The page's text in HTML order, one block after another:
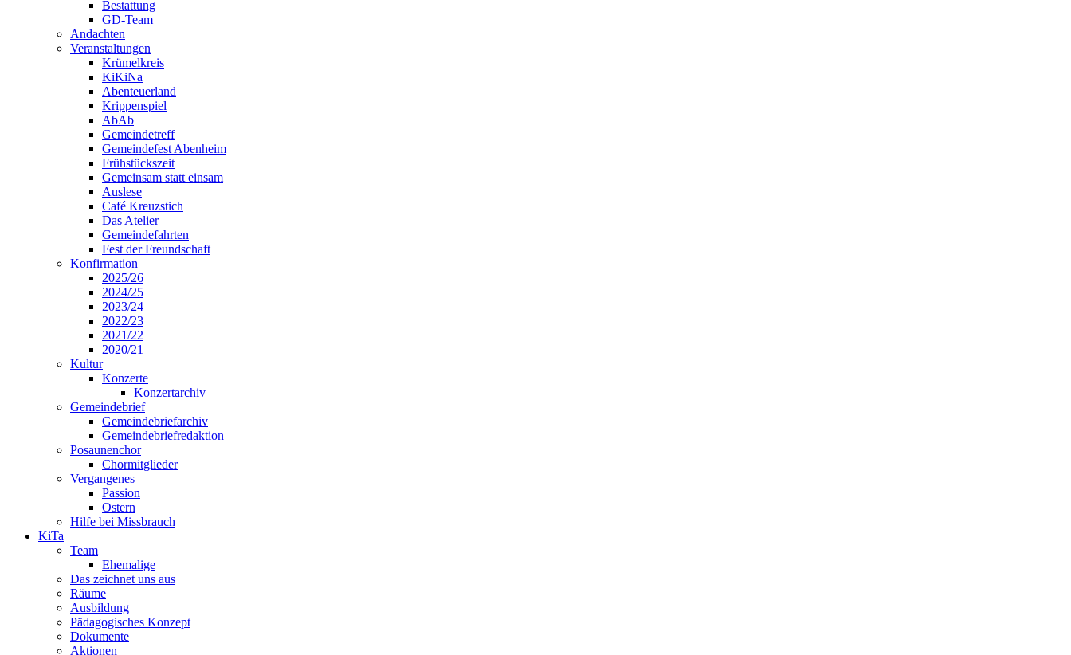
Bestattung
GD-Team
Andachten
Veranstaltungen
Krümelkreis
KiKiNa
Abenteuerland
Krippenspiel
AbAb
Gemeindetreff
Gemeindefest Abenheim
Frühstückszeit
Gemeinsam statt einsam
Auslese
Café Kreuzstich
Das Atelier
Gemeindefahrten
Fest der Freundschaft
Konfirmation
2025/26
2024/25
2023/24
2022/23
2021/22
2020/21
Kultur
Konzerte
Konzertarchiv
Gemeindebrief
Gemeindebriefarchiv
Gemeindebriefredaktion
Posaunenchor
Chormitglieder
Vergangenes
Passion
Ostern
Hilfe bei Missbrauch
KiTa
Team
Ehemalige
Das zeichnet uns aus
Räume
Ausbildung
Pädagogisches Konzept
Dokumente
Aktionen